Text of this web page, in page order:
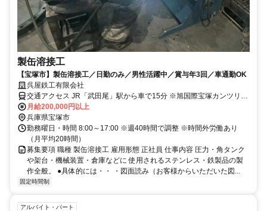
製缶溶接工
【宝塚市】製缶溶接工／日勤のみ／男性活躍中／賞与年3回／車通勤OK
呉屋鉄工有限会社
交通アクセス JR「武田尾」駅から車で15分 ※旭国際宝塚カンツリー
倶楽部近く
月給200,000円以上
兵庫県宝塚市
勤務曜日・時間 8:00～17:00 ※週40時間で調整 ※時間外労働あり
（月平均20時間）
募集要項 職種 製缶溶接工 雇用形態 正社員 仕事内容 圧力・角タンク
や架台・機械装置・倉庫などに 使用されるステンレス・鉄製品の製
作全般。 ●具体的には・・ ・図面読み（お客様からいただいた図...
固定時間制
アルバイト・パート